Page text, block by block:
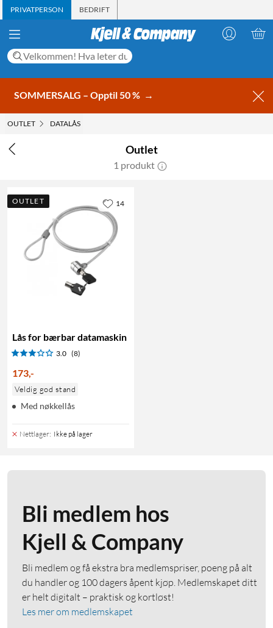
PRIVATPERSON BEDRIFT
SOMMERSALG – Opptil 50 % →
OUTLET DATALÅS
Outlet
1 produkt
OUTLET
Lås for bærbar datamaskin
3.0 (8)
173,-
Veldig god stand
Med nøkkellås
Nettlager: Ikke på lager
14
Bli medlem hos
Kjell & Company
Bli medlem og få ekstra bra medlemspriser, poeng på alt
du handler og 100 dagers åpent kjøp. Medlemskapet ditt
er helt digitalt – praktisk og kortløst!
Les mer om medlemskapet